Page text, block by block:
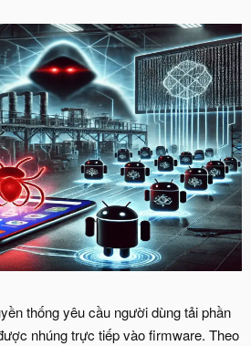
thống yêu cầu người dùng tải phần
nhúng trực tiếp vào firmware. Theo